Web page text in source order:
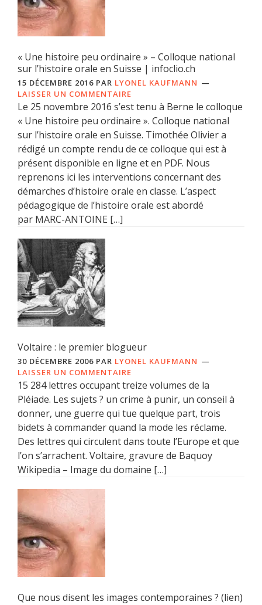
« Une histoire peu ordinaire » – Colloque national
sur l’histoire orale en Suisse | infoclio.ch
15 DÉCEMBRE 2016 PAR LYONEL KAUFMANN
LAISSER UN COMMENTAIRE
Le 25 novembre 2016 s’est tenu à Berne le colloque
« Une histoire peu ordinaire ». Colloque national
sur l’histoire orale en Suisse. Timothée Olivier a
rédigé un compte rendu de ce colloque qui est à
présent disponible en ligne et en PDF. Nous
reprenons ici les interventions concernant des
démarches d’histoire orale en classe. L’aspect
pédagogique de l’histoire orale est abordé
par MARC-ANTOINE […]
Voltaire : le premier blogueur
30 DÉCEMBRE 2006 PAR LYONEL KAUFMANN
LAISSER UN COMMENTAIRE
15 284 lettres occupant treize volumes de la
Pléiade. Les sujets ? un crime à punir, un conseil à
donner, une guerre qui tue quelque part, trois
bidets à commander quand la mode les réclame.
Des lettres qui circulent dans toute l’Europe et que
l’on s’arrachent. Voltaire, gravure de Baquoy
Wikipedia – Image du domaine […]
Que nous disent les images contemporaines ? (lien)